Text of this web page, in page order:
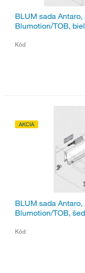
BLUM sada
Blumotion/TOB,
Kód
AKCIA
BLUM sada
Blumotion/TOB,
Kód